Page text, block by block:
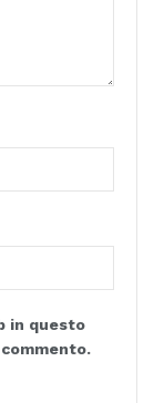
in questo